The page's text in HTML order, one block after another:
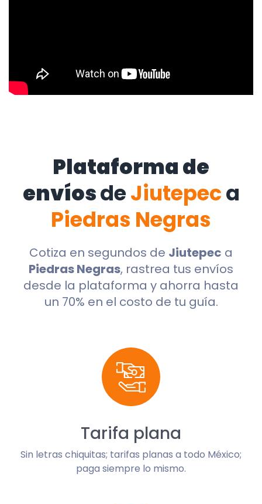
Plataforma de
envíosdeJiutepeca
Piedras Negras
Cotiza en segundos de Jiutepec a
Piedras Negras, rastrea tus envíos
desde la plataforma y ahorra hasta
un 70% en el costo de tu guía.
Tarifa plana
Sin letras chiquitas; tarifas planas a todo México;
paga siempre lo mismo.